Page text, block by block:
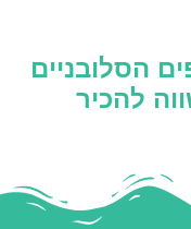
הסלובניים
להכיר